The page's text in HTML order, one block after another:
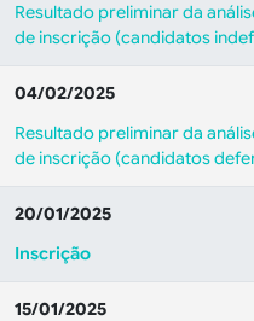
Resultado preliminar da
de inscrição (candidatos
04/02/2025
Resultado preliminar da
de inscrição (candidatos
20/01/2025
Inscrição
15/01/2025